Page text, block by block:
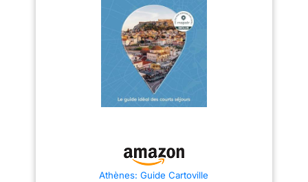
Athènes: Guide Cartoville